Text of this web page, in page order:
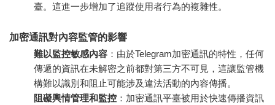
臺。這進一步增加了追蹤使用者行為的複雜性。
加密通訊對內容監管的影響
難以監控敏感內容 ：由於Telegram加密通訊的特性，任何
傳遞的資訊在未解密之前都對第三方不可見，這讓監管機
構難以識別和阻止可能涉及違法活動的內容傳播。
阻礙輿情管理和監控 ：加密通訊平臺被用於快速傳播資訊